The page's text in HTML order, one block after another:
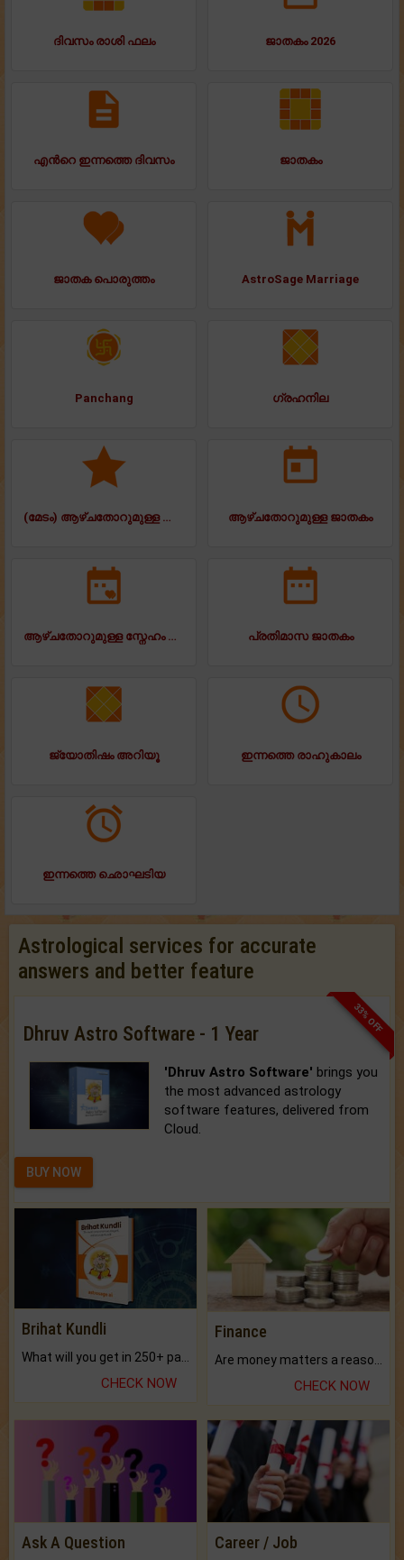
ദിവസം രാശി ഫലം ജാതകം 2026
എന്‍റെ ഇന്നത്തെ ദിവസം ജാതകം
ജാതക പൊരുത്തം AstroSage Marriage
Panchang ഗ്രഹനില
(മേടം) ആഴ്ചതോറുമുള്ള ജാതകം ആഴ്ചതോറുമുള്ള ജാതകം
ആഴ്ചതോറുമുള്ള സ്നേഹം ജാതകം പ്രതിമാസ ജാതകം
ജ്യോതിഷം അറിയൂ ഇന്നത്തെ രാഹുകാലം
ഇന്നത്തെ ഛൊഘടിയ
Astrological services for accurate
answers and better feature
33% OFF
Dhruv Astro Software - 1 Year
'Dhruv Astro Software' brings you
the most advanced astrology
software features, delivered from
Cloud.
BUY NOW
Brihat Kundli
CHECK NOW
Finance
CHECK NOW
Ask A Question Career / Job